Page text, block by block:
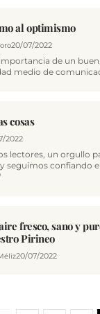
al optimismo
20/07/2022
de un
medio de
cosas
2022
lectores, un orgullo
seguimos confiando
fresco, sano y
Pirineo
20/07/2022